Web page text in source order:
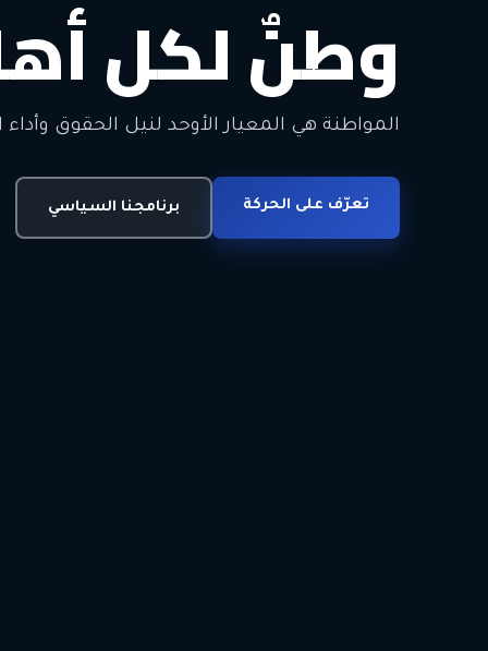
وطنٌ لكل
المواطنة هي المعيار الأوحد لنيل الحقوق وأداء
تعرّف على الحركة برنامجنا السياسي
معاً من أجل
الحرية • الوحدة • السلام • الديمقراطية
انضم للحركة اتصل بنا